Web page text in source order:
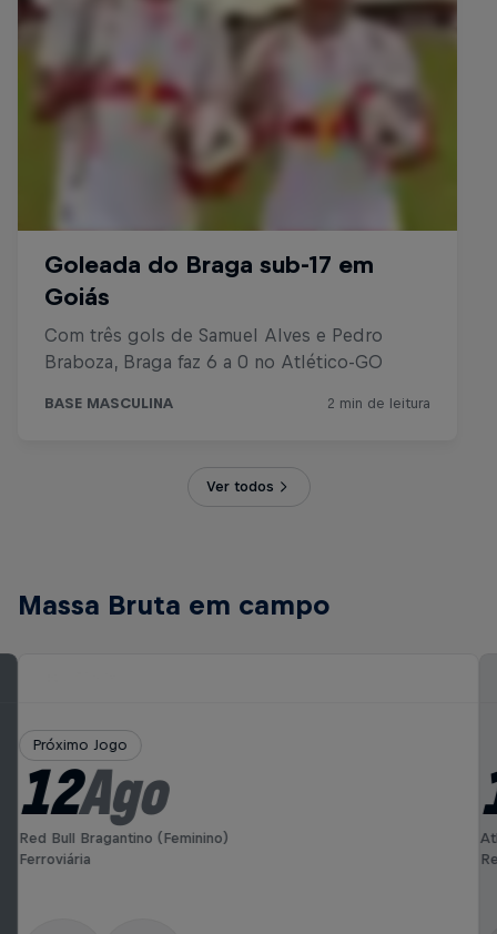
Ver todos
Massa Bruta em campo
Próximo Jogo
12Ago
Red Bull Bragantino (Feminino)
Ferroviária